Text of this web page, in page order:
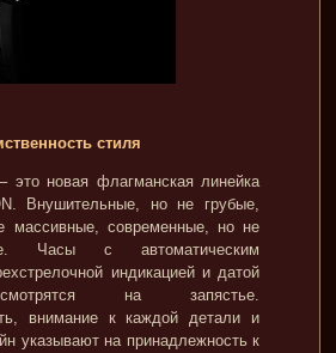
стиля
это новая флагманская линейка
Внушительные, но не грубые,
массивные, современные, но не
Часы с автоматическим
индикацией и датой
на запястье.
внимание к каждой детали и
указывают на принадлежность к